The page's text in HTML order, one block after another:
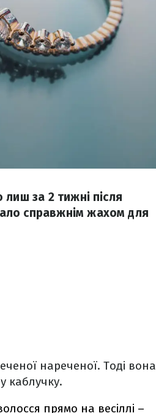
лиш за 2 тижні після
справжнім жахом для
нареченої. Тоді вона
каблучку.
прямо на весіллі –